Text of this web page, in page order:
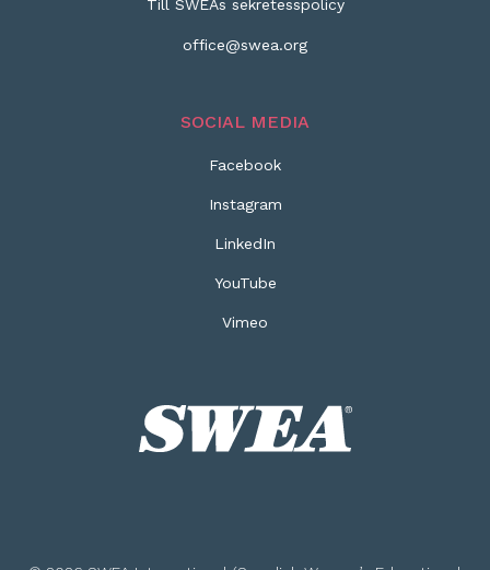
Till SWEAs sekretesspolicy
office@swea.org
SOCIAL MEDIA
Facebook
Instagram
LinkedIn
YouTube
Vimeo